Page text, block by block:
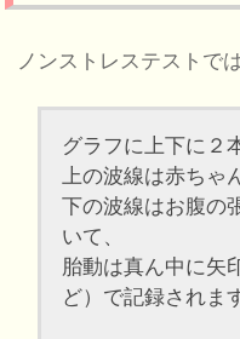
ノンストレステストでは
グラフに上下に２
上の波線は赤ちゃ
下の波線はお腹の
いて、
胎動は真ん中に矢
ど）で記録されま